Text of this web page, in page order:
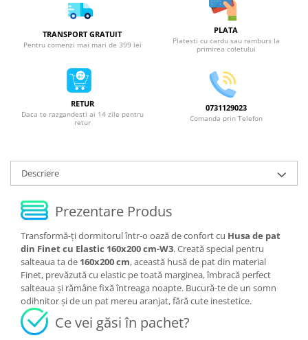
TRANSPORT GRATUIT
Pentru comenzi mai mari de 399 lei
PLATA
Platesti cu cardu sau ramburs la
primirea coletului
RETUR
Daca te razgandesti ai 14 zile pentru
retur
0731129023
Comanda prin Telefon
Descriere
Prezentare Produs
Transformă-ți dormitorul într-o oază de confort cu Husa de pat
din Finet cu Elastic 160x200 cm-W3. Creată special pentru
salteaua ta de 160x200 cm, această husă de pat din material
Finet, prevăzută cu elastic pe toată marginea, îmbracă perfect
salteaua și rămâne fixă întreaga noapte. Bucură-te de un somn
odihnitor și de un pat mereu aranjat, fără cute inestetice.
Ce vei găsi în pachet?